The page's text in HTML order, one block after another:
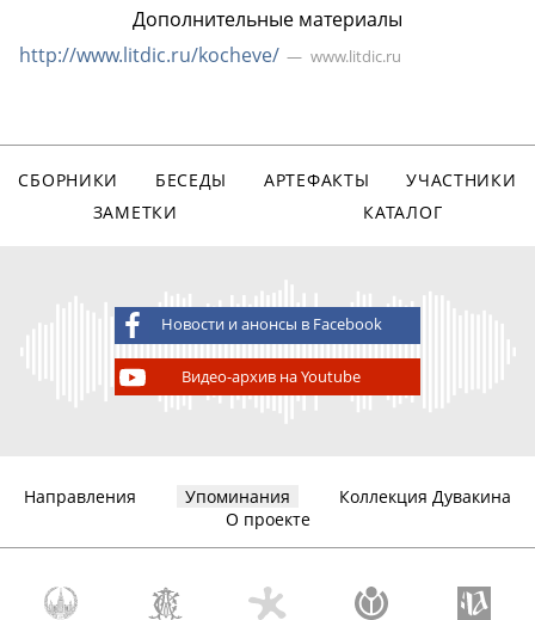
Дополнительные материалы
http://www.litdic.ru/kocheve/
www.litdic.ru
СБОРНИКИ БЕСЕДЫ АРТЕФАКТЫ
УЧАСТНИКИ
ЗАМЕТКИ
КАТАЛОГ
Новости и анонсы в Facebook
Видео-архив на Youtube
Направления Упоминания
Коллекция Дувакина
О проекте